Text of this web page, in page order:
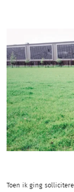
Toen ik ging